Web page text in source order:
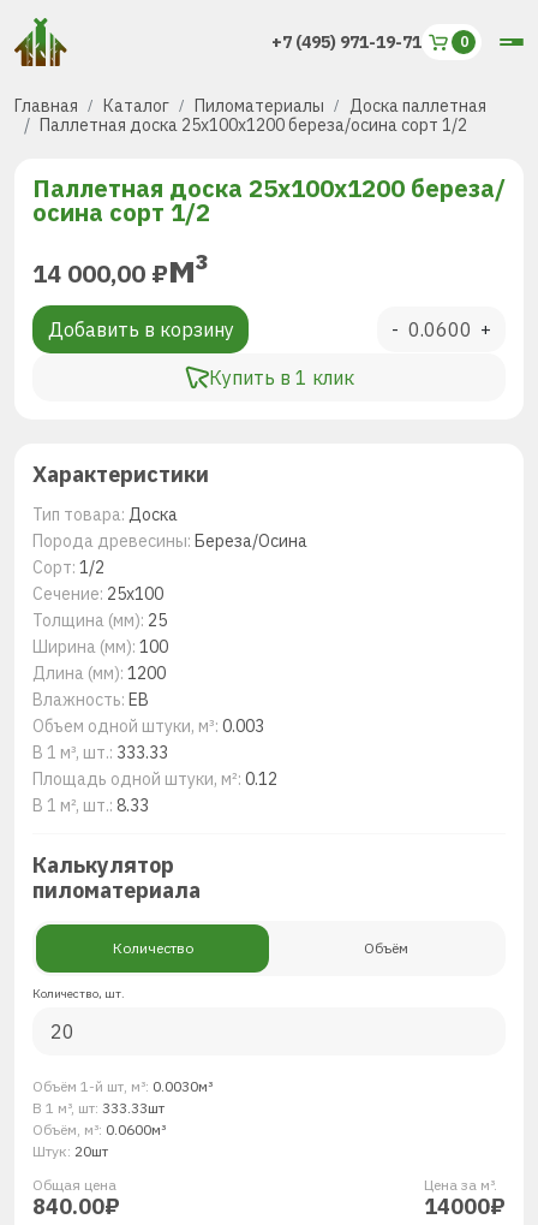
+7 (495) 971-19-71
Главная Каталог Пиломатериалы
Доска паллетная
Паллетная доска 25x100x1200 береза/осина сорт 1/2
Паллетная доска 25x100x1200 береза/
осина сорт 1/2
14 000,00 ₽м³
Добавить в корзину
Купить в 1 клик
- +
Характеристики
Тип товара: Доска
Порода древесины: Береза/Осина
Сорт: 1/2
Сечение: 25x100
Толщина (мм): 25
Ширина (мм): 100
Длина (мм): 1200
Влажность: ЕВ
Объем одной штуки, м³: 0.003
В 1 м³, шт.: 333.33
Площадь одной штуки, м²: 0.12
В 1 м², шт.: 8.33
Калькулятор
пиломатериала
Количество Объём
Количество, шт.
Объём 1-й шт, м³: 0.0030м³
В 1 м³, шт: 333.33шт
Объём, м³: 0.0600м³
Штук: 20шт
Общая ценa
840.00₽
Цена за м³.
14000₽